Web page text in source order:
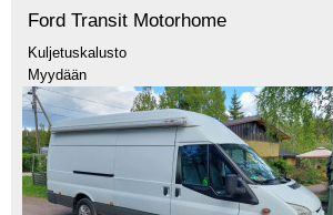
Ford Transit Motorhome
Kuljetuskalusto
Myydään